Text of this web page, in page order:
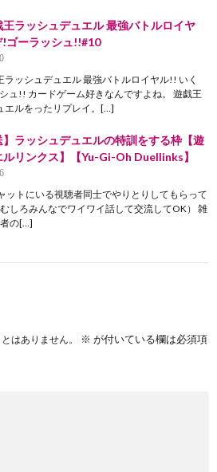
ラッシュデュエル 最強バトルロイヤ
!ゴーラッシュ!!#10
ラッシュデュエル 最強バトルロイヤル!! いく
ュ!! カードゲーム好きなんですよね。 遊戯王
エルをったリプレイ。[…]
】ラッシュデュエルの特訓をする枠【遊
リンクス】【Yu-Gi-Oh Duellinks】
ットにいる視聴者同士でやりとりしてもらって
しろみんなでワイワイ話して交流してOK） 雑
の[…]
はありません。 ※ が付いている欄は必須項